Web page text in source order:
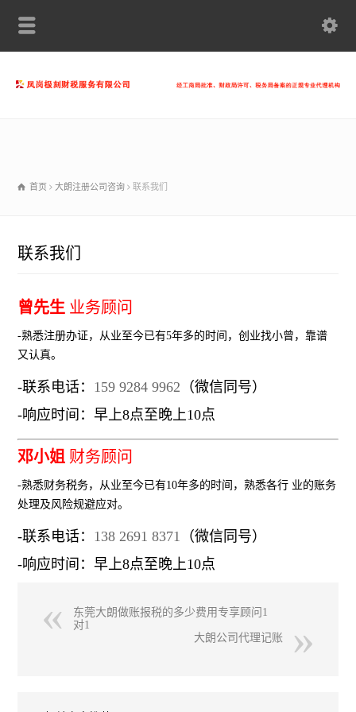
首页 大朗注册公司咨询 联系我们
联系我们
曾先生 业务顾问
-熟悉注册办证，从业至今已有5年多的时间，创业找小曾，靠谱
又认真。
-联系电话： 159 9284 9962 （微信同号）
-响应时间：早上8点至晚上10点
邓小姐 财务顾问
-熟悉财务税务，从业至今已有10年多的时间，熟悉各行 业的账务
处理及风险规避应对。
-联系电话： 138 2691 8371 （微信同号）
-响应时间：早上8点至晚上10点
东莞大朗做账报税的多少费用专享顾问1
对1
大朗公司代理记账